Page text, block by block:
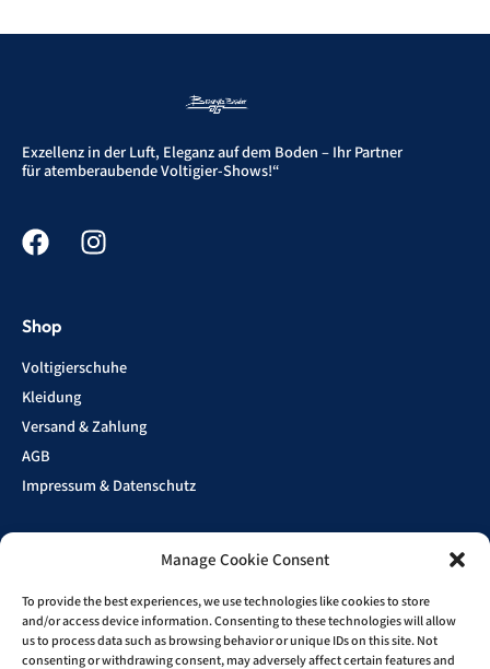
Manage Cookie Consent
To provide the best experiences, we use technologies like cookies to store
and/or access device information. Consenting to these technologies will allow
us to process data such as browsing behavior or unique IDs on this site. Not
consenting or withdrawing consent, may adversely affect certain features and
Exzellenz in der Luft, Eleganz auf dem Boden – Ihr Partner
für atemberaubende Voltigier-Shows!“
Shop
Voltigierschuhe
Kleidung
Versand & Zahlung
AGB
Impressum & Datenschutz
Sponsoren